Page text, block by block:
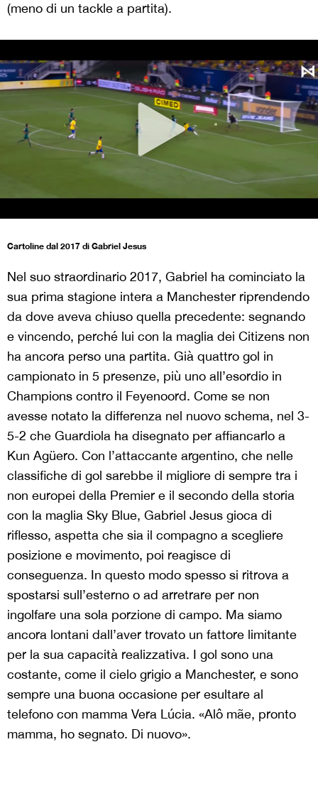
(meno di un tackle a partita).
Cartoline dal 2017 di Gabriel Jesus
Nel suo straordinario 2017, Gabriel ha cominciato la
sua prima stagione intera a Manchester riprendendo
da dove aveva chiuso quella precedente: segnando
e vincendo, perché lui con la maglia dei Citizens non
ha ancora perso una partita. Già quattro gol in
campionato in 5 presenze, più uno all’esordio in
Champions contro il Feyenoord. Come se non
avesse notato la differenza nel nuovo schema, nel 3-
5-2 che Guardiola ha disegnato per affiancarlo a
Kun Agüero. Con l’attaccante argentino, che nelle
classifiche di gol sarebbe il migliore di sempre tra i
non europei della Premier e il secondo della storia
con la maglia Sky Blue, Gabriel Jesus gioca di
riflesso, aspetta che sia il compagno a scegliere
posizione e movimento, poi reagisce di
conseguenza. In questo modo spesso si ritrova a
spostarsi sull’esterno o ad arretrare per non
ingolfare una sola porzione di campo. Ma siamo
ancora lontani dall’aver trovato un fattore limitante
per la sua capacità realizzativa. I gol sono una
costante, come il cielo grigio a Manchester, e sono
sempre una buona occasione per esultare al
telefono con mamma Vera Lúcia. «Alô mãe, pronto
mamma, ho segnato. Di nuovo».